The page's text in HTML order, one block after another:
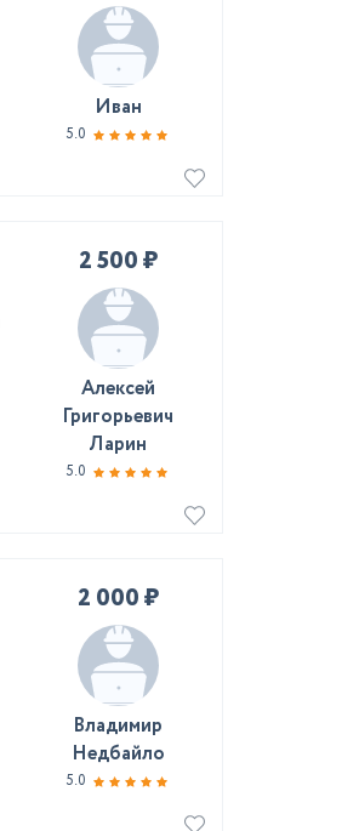
Иван
5.0
2 500 ₽
Алексей
Григорьевич
Ларин
5.0
2 000 ₽
Владимир
Недбайло
5.0